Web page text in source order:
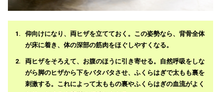
仰向けになり、両ヒザを立てておく。この姿勢なら、背骨全体
が床に着き、体の深部の筋肉をほぐしやすくなる。
両ヒザをそろえて、お腹のほうに引き寄せる。自然呼吸をしな
がら脚のヒザから下をバタバタさせ、ふくらはぎで太もも裏を
刺激する。これによって太ももの裏やふくらはぎの血流がよく